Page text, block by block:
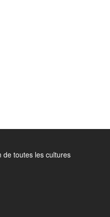
de toutes les cultures